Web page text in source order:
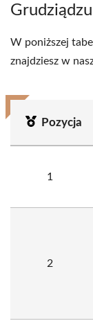
Grudziądzu
W poniższej
znajdziesz w
Pozycja
1
2